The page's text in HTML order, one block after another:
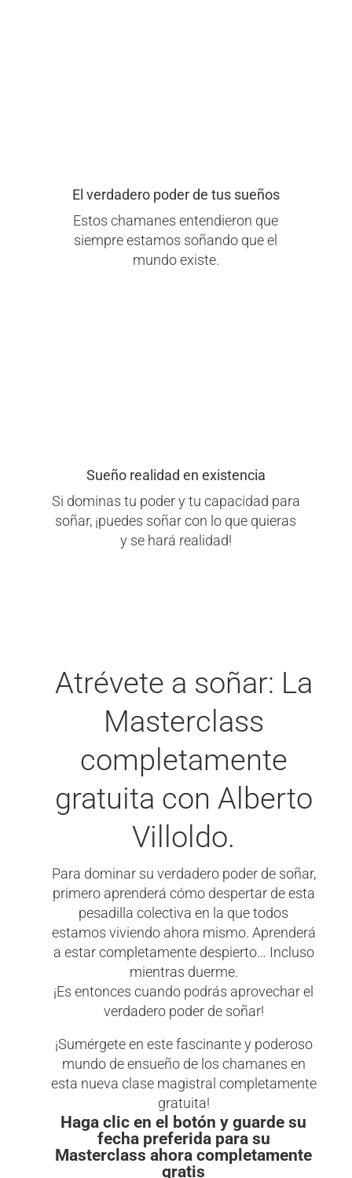
El verdadero poder de tus sueños
Estos chamanes entendieron que
siempre estamos soñando que el
mundo existe.
Sueño realidad en existencia
Si dominas tu poder y tu capacidad para
soñar, ¡puedes soñar con lo que quieras
y se hará realidad!
Atrévete a soñar: La
Masterclass
completamente
gratuita con Alberto
Villoldo.
Para dominar su verdadero poder de soñar,
primero aprenderá cómo despertar de esta
pesadilla colectiva en la que todos
estamos viviendo ahora mismo. Aprenderá
a estar completamente despierto… Incluso
mientras duerme.
¡Es entonces cuando podrás aprovechar el
verdadero poder de soñar!
¡Sumérgete en este fascinante y poderoso
mundo de ensueño de los chamanes en
esta nueva clase magistral completamente
gratuita!
Haga clic en el botón y guarde su
fecha preferida para su
Masterclass ahora completamente
gratis